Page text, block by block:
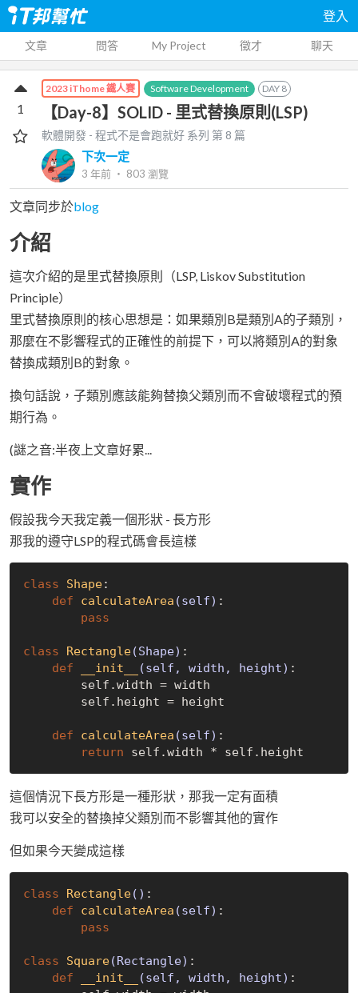
登入
文章 問答 My Project 徵才 聊天
2023 iThome 鐵人賽 Software Development DAY 8
【Day-8】SOLID - 里式替換原則(LSP)
軟體開發 - 程式不是會跑就好 系列 第 8 篇
下次一定
3 年前 ‧ 803 瀏覽
1
文章同步於blog
介紹
這次介紹的是里式替換原則（LSP, Liskov Substitution
Principle）
里式替換原則的核心思想是：如果類別B是類別A的子類別，
那麼在不影響程式的正確性的前提下，可以將類別A的對象
替換成類別B的對象。
換句話說，子類別應該能夠替換父類別而不會破壞程式的預
期行為。
(謎之音:半夜上文章好累...
實作
假設我今天我定義一個形狀 - 長方形
那我的遵守LSP的程式碼會長這樣
class Shape:
def
calculateArea (self) :
pass
class Rectangle(Shape) :
def
__init__ (self, width, height) :
def calculateArea (self) :
return
這個情況下長方形是一種形狀，那我一定有面積
我可以安全的替換掉父類別而不影響其他的實作
但如果今天變成這樣
class Rectangle() :
def
calculateArea (self) :
pass
class Square(Rectangle) :
def
__init__ (self, width, height) :